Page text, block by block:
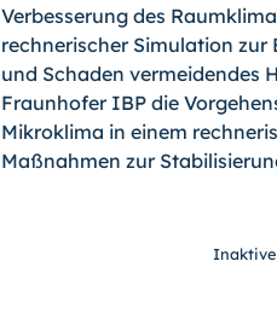
Verbesserung des
rechnerischer Simulation
und Schaden vermeidendes
Fraunhofer IBP die
Mikroklima in einem
Maßnahmen zur